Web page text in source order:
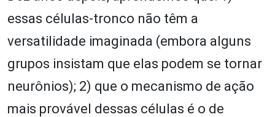
essas células-tronco não têm a
versatilidade imaginada (embora alguns
grupos insistam que elas podem se tornar
neurônios); 2) que o mecanismo de ação
mais provável dessas células é o de